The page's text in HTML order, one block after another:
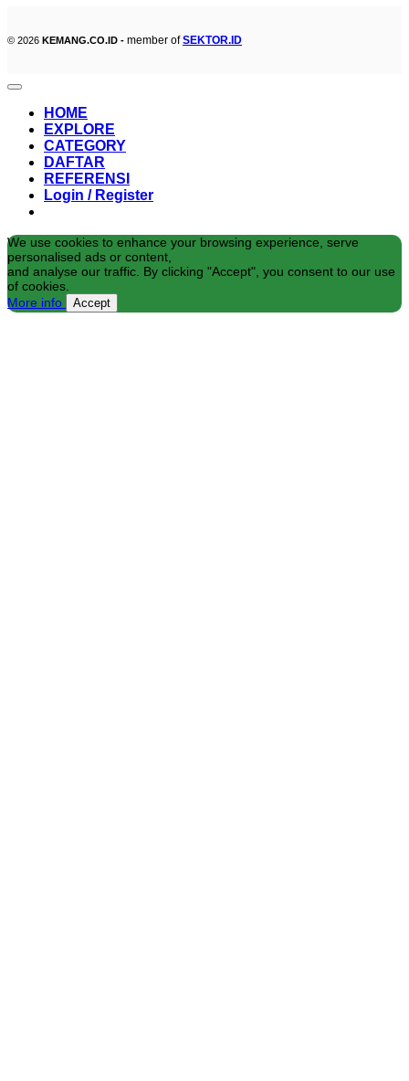
© 2026 KEMANG.CO.ID - member ofSEKTOR.ID
HOME
EXPLORE
CATEGORY
DAFTAR
REFERENSI
Login / Register
We use cookies to enhance your browsing experience, serve
personalised ads or content,
and analyse our traffic. By clicking "Accept", you consent to our use
of cookies.
More info
Accept